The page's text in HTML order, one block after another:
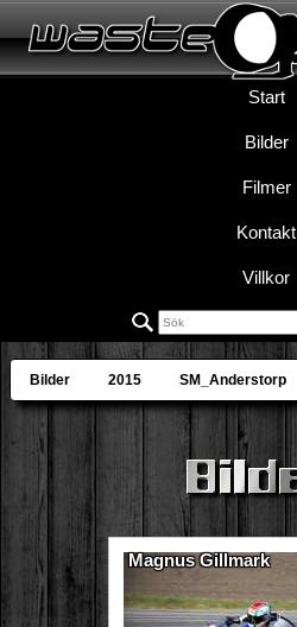
Start
Bilder
Filmer
Kontakt
Villkor
Bilder 2015 SM_Anderstorp
Magnus Gillmark